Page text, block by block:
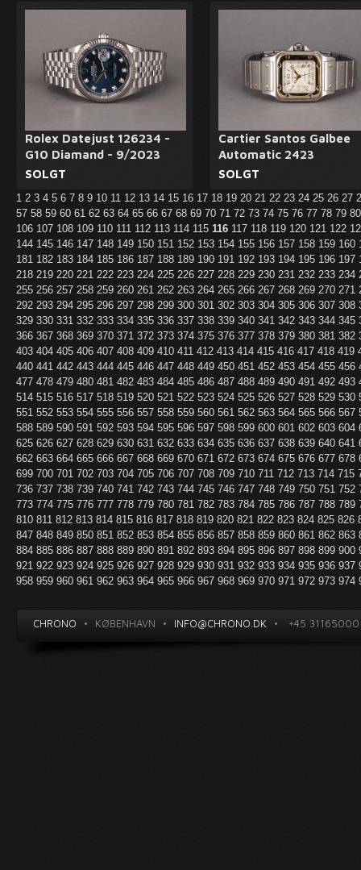
Rolex Datejust 126234 -
G10 Diamand - 9/2023
SOLGT
Cartier Santos Galbee
Automatic 2423
SOLGT
1 2 3 4 5 6 7 8 9 10 11 12 13 14 15 16 17 18 19 20 21 22 23 24 25 26 27
57 58 59 60 61 62 63 64 65 66 67 68 69 70 71 72 73 74 75 76 77 78 79
106 107 108 109 110 111 112 113 114 115 116 117 118 119 120 121 122
144 145 146 147 148 149 150 151 152 153 154 155 156 157 158 159 160
181 182 183 184 185 186 187 188 189 190 191 192 193 194 195 196 197
218 219 220 221 222 223 224 225 226 227 228 229 230 231 232 233 234
255 256 257 258 259 260 261 262 263 264 265 266 267 268 269 270 271
292 293 294 295 296 297 298 299 300 301 302 303 304 305 306 307 308
329 330 331 332 333 334 335 336 337 338 339 340 341 342 343 344 345
366 367 368 369 370 371 372 373 374 375 376 377 378 379 380 381 382
403 404 405 406 407 408 409 410 411 412 413 414 415 416 417 418 419
440 441 442 443 444 445 446 447 448 449 450 451 452 453 454 455 456
477 478 479 480 481 482 483 484 485 486 487 488 489 490 491 492 493
514 515 516 517 518 519 520 521 522 523 524 525 526 527 528 529 530
551 552 553 554 555 556 557 558 559 560 561 562 563 564 565 566 567
588 589 590 591 592 593 594 595 596 597 598 599 600 601 602 603 604
625 626 627 628 629 630 631 632 633 634 635 636 637 638 639 640 641
662 663 664 665 666 667 668 669 670 671 672 673 674 675 676 677 678
699 700 701 702 703 704 705 706 707 708 709 710 711 712 713 714 715
736 737 738 739 740 741 742 743 744 745 746 747 748 749 750 751 752
773 774 775 776 777 778 779 780 781 782 783 784 785 786 787 788 789
810 811 812 813 814 815 816 817 818 819 820 821 822 823 824 825 826
847 848 849 850 851 852 853 854 855 856 857 858 859 860 861 862 863
884 885 886 887 888 889 890 891 892 893 894 895 896 897 898 899 900
921 922 923 924 925 926 927 928 929 930 931 932 933 934 935 936 937
958 959 960 961 962 963 964 965 966 967 968 969 970 971 972 973 974
CHRONO • KØBENHAVN • INFO@CHRONO.DK • +45 31165000